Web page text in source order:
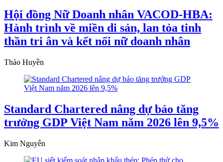
Hội đồng Nữ Doanh nhân VACOD-HBA:
Hành trình về miền di sản, lan tỏa tinh
thần tri ân và kết nối nữ doanh nhân
Thảo Huyền
Standard Chartered nâng dự báo tăng
trưởng GDP Việt Nam năm 2026 lên 9,5%
Kim Nguyễn